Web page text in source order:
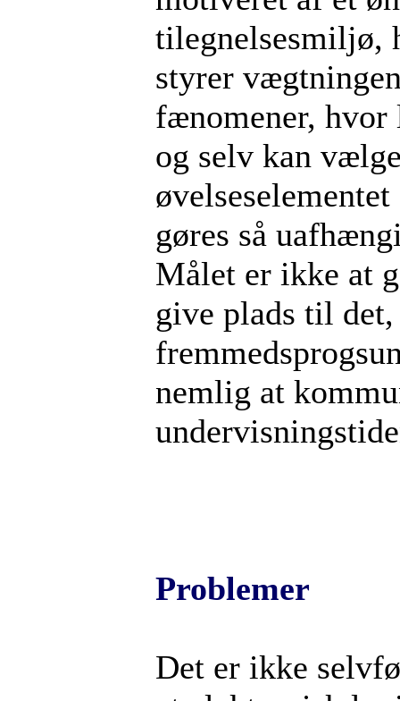
tilegnelsesmiljø,
styrer
fænomener, hvor
og selv kan
gøres så
Målet er ikke at
give plads til
nemlig at
Problemer
Det er ikke